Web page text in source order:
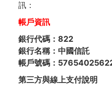
訊：
帳戶資訊
銀行代碼：822
銀行名稱：中國信託
帳戶號碼：
第三方與線上支付說明